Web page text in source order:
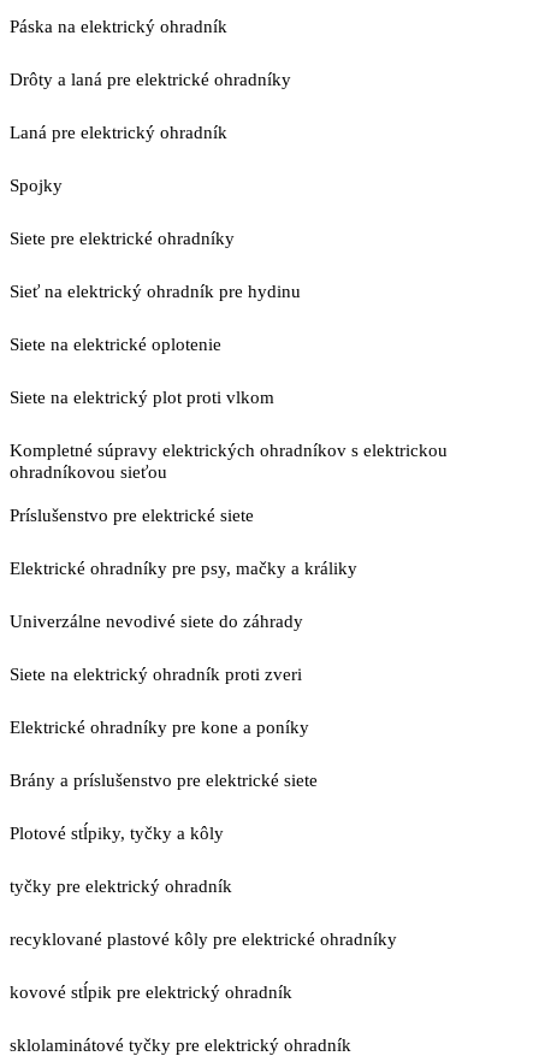
Páska na elektrický ohradník
Drôty a laná pre elektrické ohradníky
Laná pre elektrický ohradník
Spojky
Siete pre elektrické ohradníky
Sieť na elektrický ohradník pre hydinu
Siete na elektrické oplotenie
Siete na elektrický plot proti vlkom
Kompletné súpravy elektrických ohradníkov s elektrickou
ohradníkovou sieťou
Príslušenstvo pre elektrické siete
Elektrické ohradníky pre psy, mačky a králiky
Univerzálne nevodivé siete do záhrady
Siete na elektrický ohradník proti zveri
Elektrické ohradníky pre kone a poníky
Brány a príslušenstvo pre elektrické siete
Plotové stĺpiky, tyčky a kôly
tyčky pre elektrický ohradník
recyklované plastové kôly pre elektrické ohradníky
kovové stĺpik pre elektrický ohradník
sklolaminátové tyčky pre elektrický ohradník